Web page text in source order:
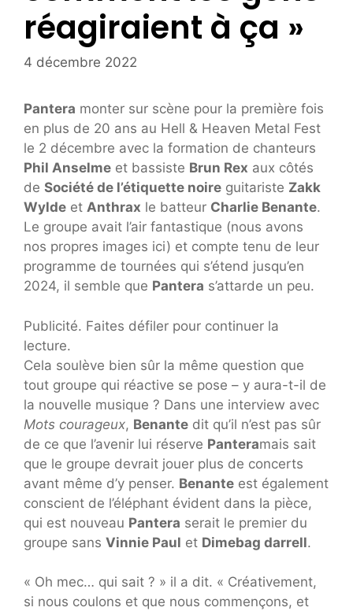
réagiraient à ça »
4 décembre 2022
Pantera monter sur scène pour la première fois
en plus de 20 ans au Hell & Heaven Metal Fest
le 2 décembre avec la formation de chanteurs
Phil Anselme et bassiste Brun Rex aux côtés
de Société de l’étiquette noire guitariste Zakk
Wylde et Anthrax le batteur Charlie Benante.
Le groupe avait l’air fantastique (nous avons
nos propres images ici) et compte tenu de leur
programme de tournées qui s’étend jusqu’en
2024, il semble que Pantera s’attarde un peu.
Publicité. Faites défiler pour continuer la
lecture.
Cela soulève bien sûr la même question que
tout groupe qui réactive se pose – y aura-t-il de
la nouvelle musique ? Dans une interview avec
Mots courageux, Benante dit qu’il n’est pas sûr
de ce que l’avenir lui réserve Panteramais sait
que le groupe devrait jouer plus de concerts
avant même d’y penser. Benante est également
conscient de l’éléphant évident dans la pièce,
qui est nouveau Pantera serait le premier du
groupe sans Vinnie Paul et Dimebag darrell.
« Oh mec… qui sait ? » il a dit. « Créativement,
si nous coulons et que nous commençons, et